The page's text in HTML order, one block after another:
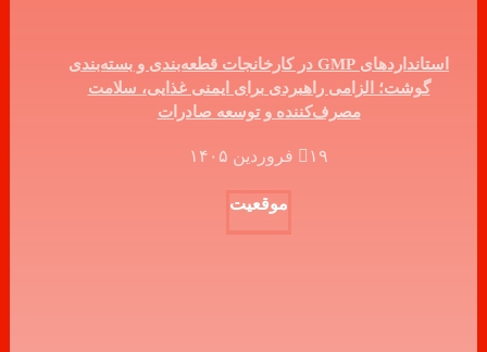
استانداردهای GMP در کارخانجات قطعه‌بندی و بسته‌بندی
گوشت؛ الزامی راهبردی برای ایمنی غذایی، سلامت
مصرف‌کننده و توسعه صادرات
۱۹ فروردین ۱۴۰۵
موقعیت